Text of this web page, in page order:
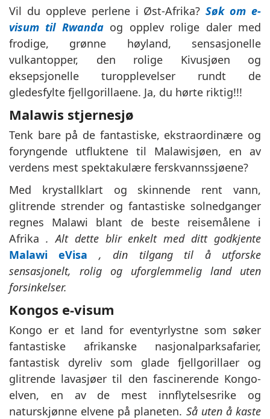
Vil du oppleve perlene i Øst-Afrika?Søk om e-
visum til Rwandaog opplev rolige daler med
frodige, grønne høyland, sensasjonelle
vulkantopper, den rolige Kivusjøen og
eksepsjonelle turopplevelser rundt de
gledesfylte fjellgorillaene. Ja, du hørte riktig!!!
Malawis stjernesjø
Tenk bare på de fantastiske, ekstraordinære og
foryngende utfluktene til Malawisjøen, en av
verdens mest spektakulære ferskvannssjøene?
Med krystallklart og skinnende rent vann,
glitrende strender og fantastiske solnedganger
regnes Malawi blant de beste reisemålene i
Afrika . Alt dette blir enkelt med ditt godkjente
Malawi eVisa , din tilgang til å utforske
sensasjonelt, rolig og uforglemmelig land uten
forsinkelser.
Kongos e-visum
Kongo er et land for eventyrlystne som søker
fantastiske afrikanske nasjonalparksafarier,
fantastisk dyreliv som glade fjellgorillaer og
glitrende lavasjøer til den fascinerende Kongo-
elven, en av de mest innflytelsesrike og
naturskjønne elvene på planeten. Så uten å kaste